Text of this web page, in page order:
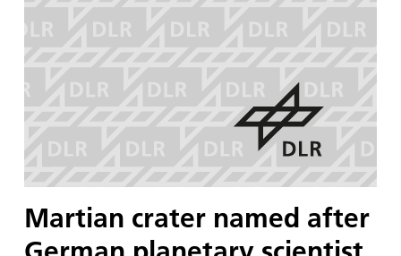
Bundesumweltministerium (BMU) gefördert und
soll das Potenzial von Lastenrädern als
Transportalternative für Gewerbebetriebe
Martian crater named after